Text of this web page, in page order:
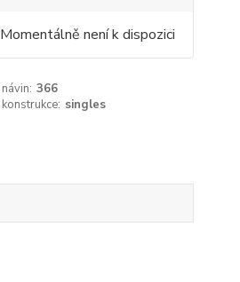
Momentálně není k dispozici
návin: 366
konstrukce: singles